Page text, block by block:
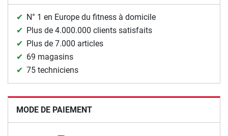
N° 1 en Europe du fitness à domicile
Plus de 4.000.000 clients satisfaits
Plus de 7.000 articles
69 magasins
75 techniciens
MODE DE PAIEMENT